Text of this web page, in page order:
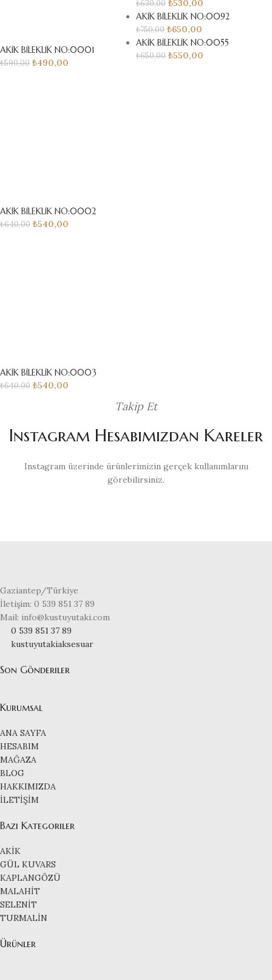
AKİK BİLEKLİK NO:0001
₺590,00 ₺490,00
AKİK BİLEKLİK NO:0002
₺640,00 ₺540,00
AKİK BİLEKLİK NO:0003
₺640,00 ₺540,00
₺630,00 ₺530,00
AKİK BİLEKLİK NO:0092
₺750,00 ₺650,00
AKİK BİLEKLİK NO:0055
₺650,00 ₺550,00
Takip Et
Instagram Hesabımızdan Kareler
Instagram üzerinde ürünlerimizin gerçek kullanımlarını
görebilirsiniz.
Gaziantep/Türkiye
İletişim: 0 539 851 37 89
Mail: info@kustuyutaki.com
0 539 851 37 89
kustuyutakiaksesuar
Son Gönderiler
Kurumsal
ANA SAYFA
HESABIM
MAĞAZA
BLOG
HAKKIMIZDA
İLETİŞİM
Bazı Kategoriler
AKİK
GÜL KUVARS
KAPLANGÖZÜ
MALAHİT
SELENİT
TURMALİN
Ürünler